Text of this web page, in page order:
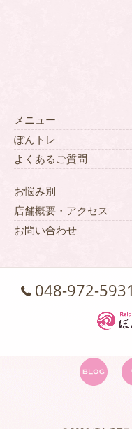
メニュー
ぽんトレ
よくあるご質問
お悩み別
店舗概要・アクセス
お問い合わせ
048-972-5931